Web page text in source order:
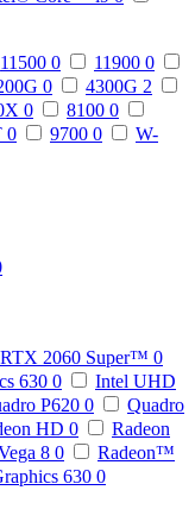
11500 0 11900 0
0 4300G 2
0 8100 0
0 9700 0
W-
2060 Super™ 0
630 0
Intel UHD
P620 0
Quadro
HD 0
Radeon
8 0
Radeon™
630 0